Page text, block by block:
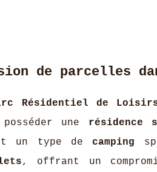
de parcelles
Résidentiel de
une résidence
un type decamping
, offrant un